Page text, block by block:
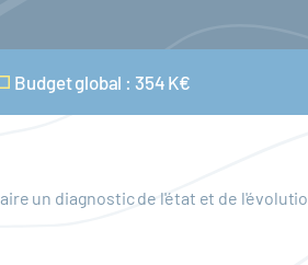
Budget global : 354 K€
un diagnostic de l'état et de